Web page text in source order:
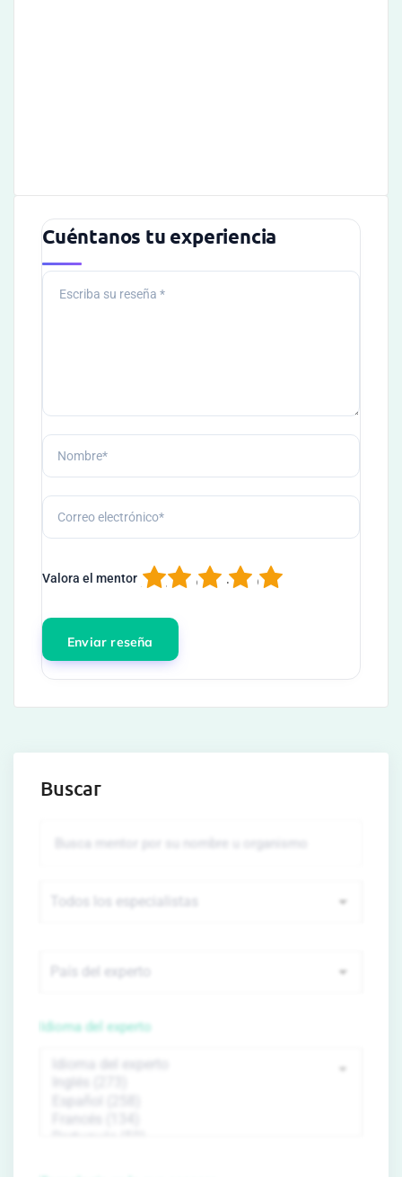
Cuéntanos tu experiencia
Valora el mentor 5
4
3
2
1
Buscar
Idioma del experto